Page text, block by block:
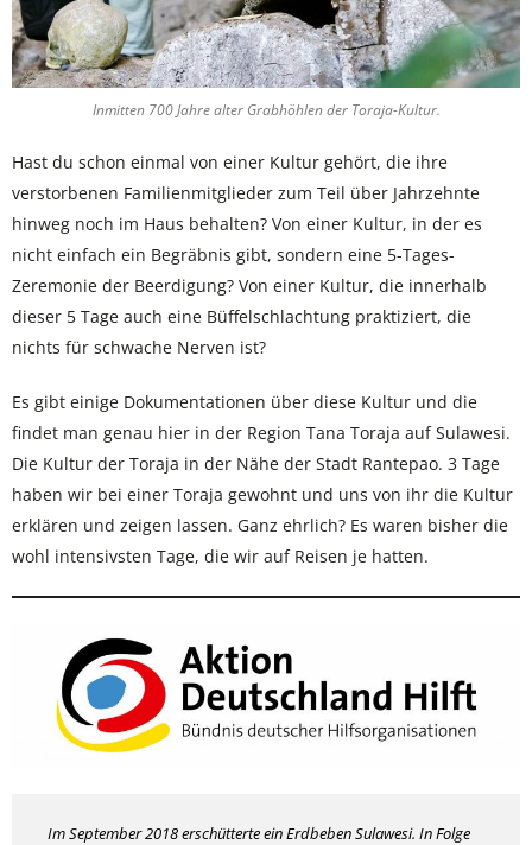
Inmitten 700 Jahre alter Grabhöhlen der Toraja-Kultur.
Hast du schon einmal von einer Kultur gehört, die ihre
verstorbenen Familienmitglieder zum Teil über Jahrzehnte
hinweg noch im Haus behalten? Von einer Kultur, in der es
nicht einfach ein Begräbnis gibt, sondern eine 5-Tages-
Zeremonie der Beerdigung? Von einer Kultur, die innerhalb
dieser 5 Tage auch eine Büffelschlachtung praktiziert, die
nichts für schwache Nerven ist?
Es gibt einige Dokumentationen über diese Kultur und die
findet man genau hier in der Region Tana Toraja auf Sulawesi.
Die Kultur der Toraja in der Nähe der Stadt Rantepao. 3 Tage
haben wir bei einer Toraja gewohnt und uns von ihr die Kultur
erklären und zeigen lassen. Ganz ehrlich? Es waren bisher die
wohl intensivsten Tage, die wir auf Reisen je hatten.
Im September 2018 erschütterte ein Erdbeben Sulawesi. In Folge